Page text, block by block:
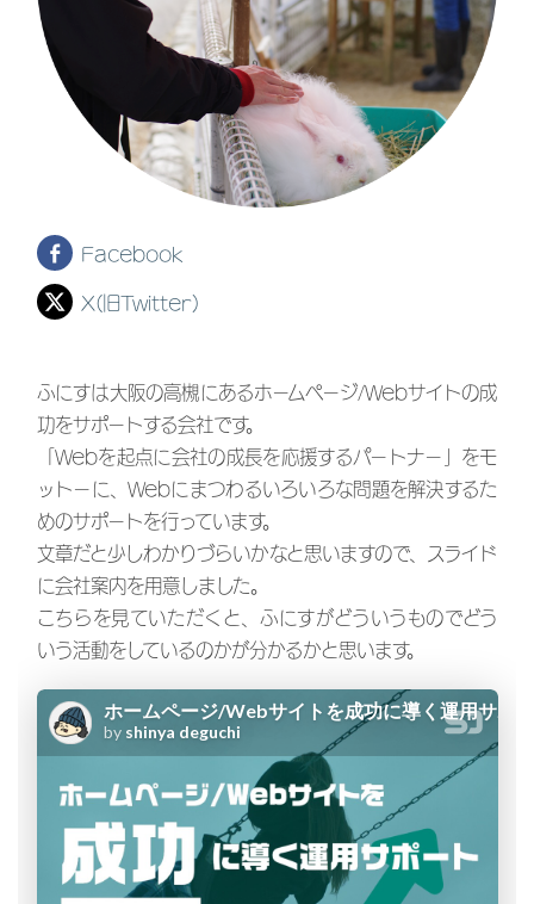
Facebook
X(旧Twitter)
ふにすは大阪の高槻にあるホームページ/Webサイトの成
功をサポートする会社です。
「Webを起点に会社の成長を応援するパートナー」をモ
ットーに、Webにまつわるいろいろな問題を解決するた
めのサポートを行っています。
文章だと少しわかりづらいかなと思いますので、スライド
に会社案内を用意しました。
こちらを見ていただくと、ふにすがどういうものでどう
いう活動をしているのかが分かるかと思います。